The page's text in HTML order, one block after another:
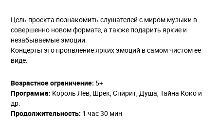
Цель проекта познакомить слушателей с миром музыки в
совершенно новом формате, а также подарить яркие и
незабываемые эмоции.
Концерты это проявление ярких эмоций в самом чистом её
виде.
Возрастное ограничение: 5+
Программа: Король Лев, Шрек, Спирит, Душа, Тайна Коко и
др.
Продолжительность: 1 час 30 мин